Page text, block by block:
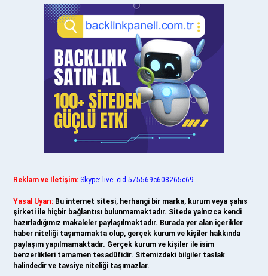
Reklam ve İletişim: Skype: live:.cid.575569c608265c69
Yasal Uyarı: Bu internet sitesi, herhangi bir marka, kurum veya şahıs
şirketi ile hiçbir bağlantısı bulunmamaktadır. Sitede yalnızca kendi
hazırladığımız makaleler paylaşılmaktadır. Burada yer alan içerikler
haber niteliği taşımamakta olup, gerçek kurum ve kişiler hakkında
paylaşım yapılmamaktadır. Gerçek kurum ve kişiler ile isim
benzerlikleri tamamen tesadüfidir. Sitemizdeki bilgiler taslak
halindedir ve tavsiye niteliği taşımazlar.